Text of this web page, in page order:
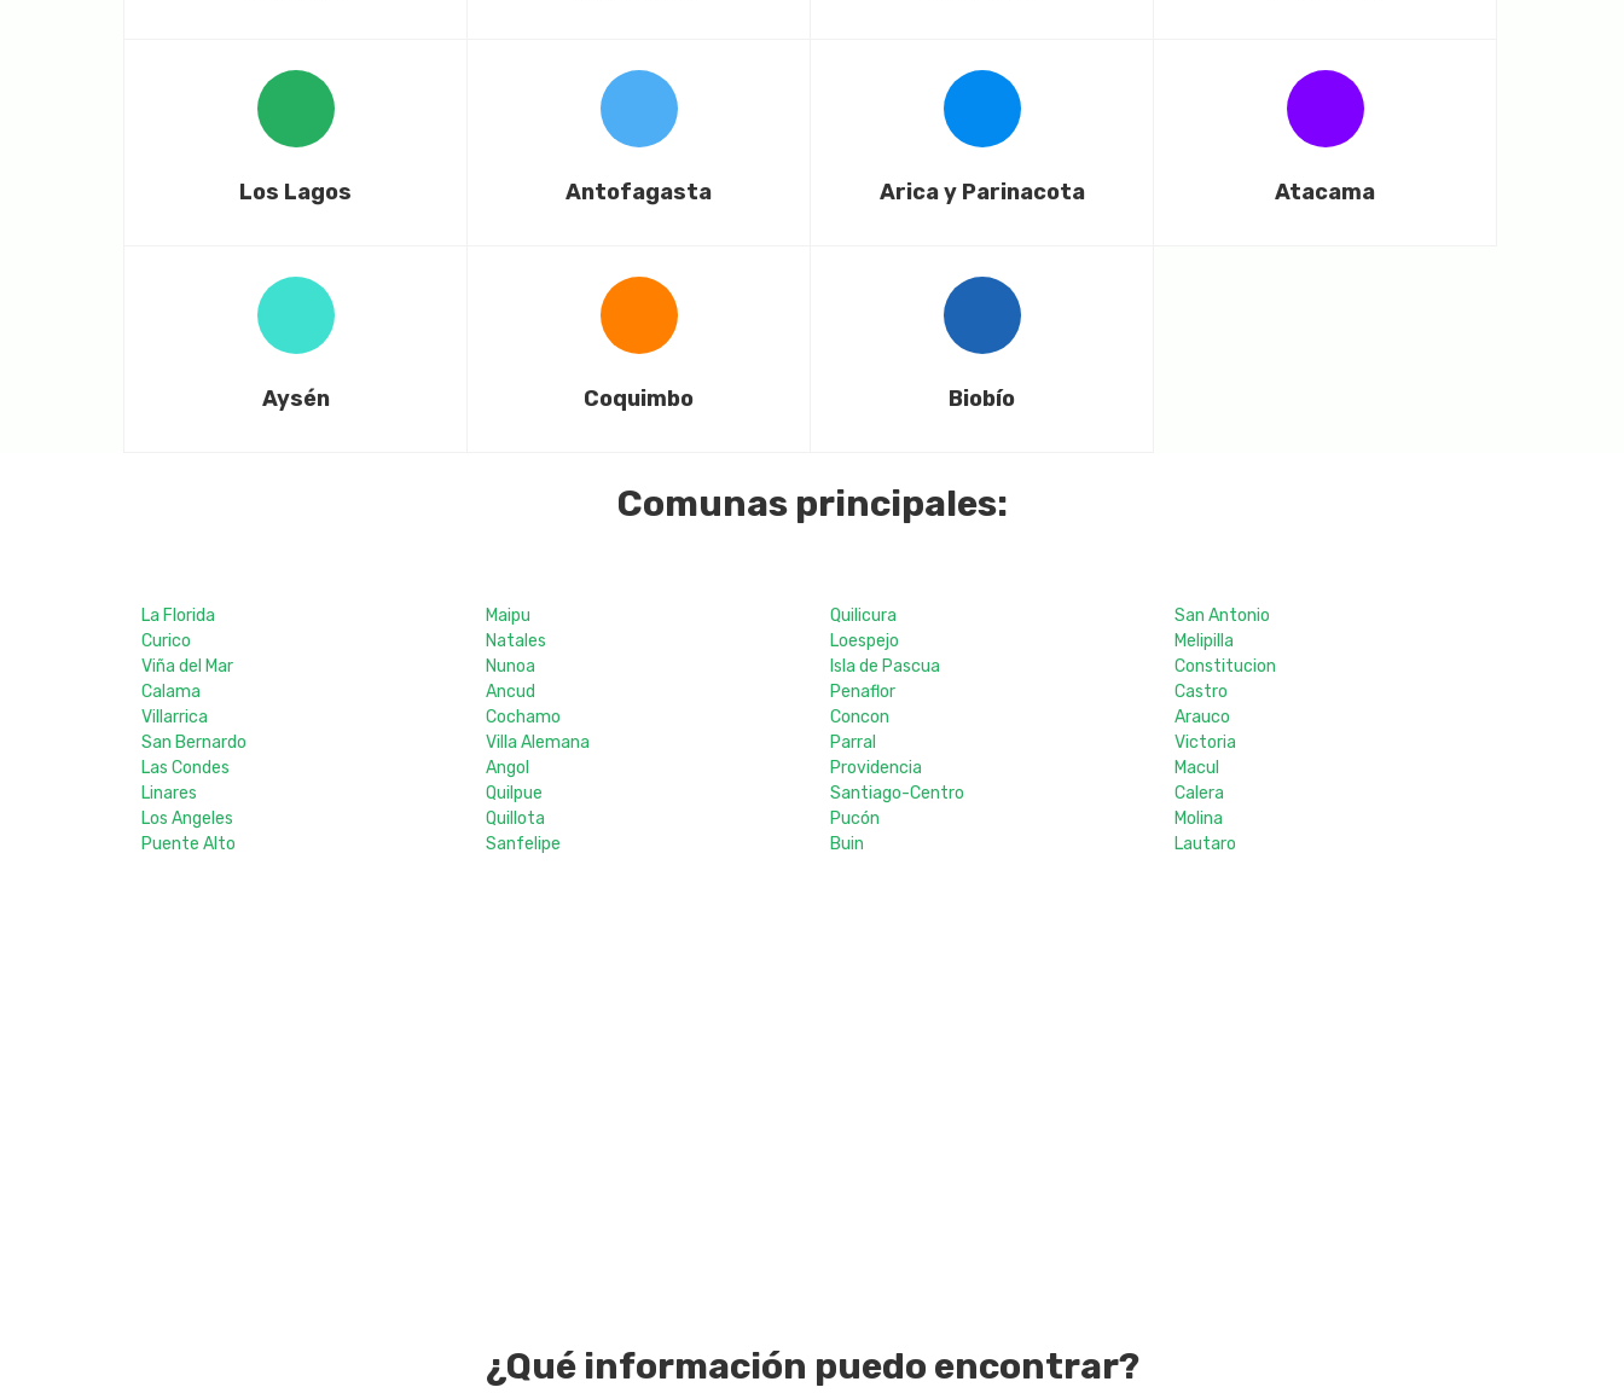
Los Lagos Antofagasta Arica y Parinacota Atacama
Aysén Coquimbo Biobío
Comunas principales:
La Florida
Curico
Viña del Mar
Calama
Villarrica
San Bernardo
Las Condes
Linares
Los Angeles
Puente Alto
Maipu
Natales
Nunoa
Ancud
Cochamo
Villa Alemana
Angol
Quilpue
Quillota
Sanfelipe
Quilicura
Loespejo
Isla de Pascua
Penaflor
Concon
Parral
Providencia
Santiago-Centro
Pucón
Buin
San Antonio
Melipilla
Constitucion
Castro
Arauco
Victoria
Macul
Calera
Molina
Lautaro
¿Qué información puedo encontrar?